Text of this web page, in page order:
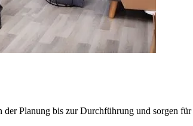
Planung bis zur Durchführung und sorgen